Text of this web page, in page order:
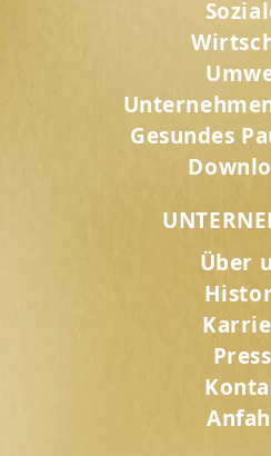
Gesundes
Über